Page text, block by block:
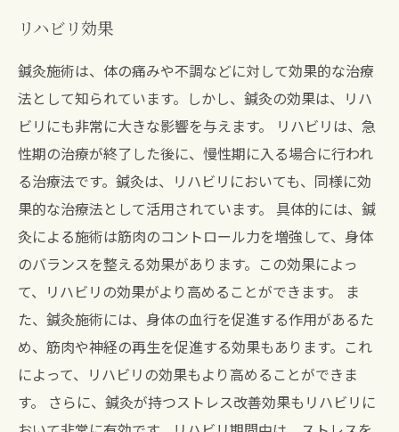
リハビリ効果
鍼灸施術は、体の痛みや不調などに対して効果的な治療
法として知られています。しかし、鍼灸の効果は、リハ
ビリにも非常に大きな影響を与えます。 リハビリは、急
性期の治療が終了した後に、慢性期に入る場合に行われ
る治療法です。鍼灸は、リハビリにおいても、同様に効
果的な治療法として活用されています。 具体的には、鍼
灸による施術は筋肉のコントロール力を増強して、身体
のバランスを整える効果があります。この効果によっ
て、リハビリの効果がより高めることができます。 ま
た、鍼灸施術には、身体の血行を促進する作用があるた
め、筋肉や神経の再生を促進する効果もあります。これ
によって、リハビリの効果もより高めることができま
す。 さらに、鍼灸が持つストレス改善効果もリハビリに